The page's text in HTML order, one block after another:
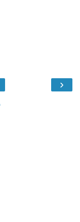
›